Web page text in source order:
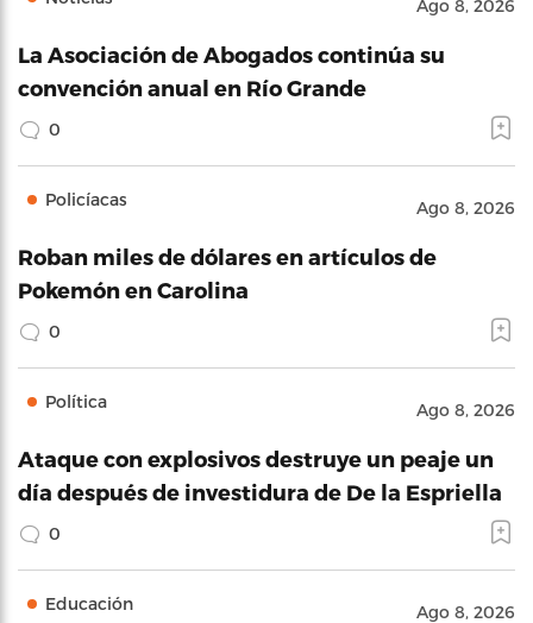
Ago 8, 2026
La Asociación de Abogados continúa su
convención anual en Río Grande
0
Policíacas Ago 8, 2026
Roban miles de dólares en artículos de
Pokemón en Carolina
0
Política Ago 8, 2026
Ataque con explosivos destruye un peaje un
día después de investidura de De la Espriella
0
Educación Ago 8, 2026